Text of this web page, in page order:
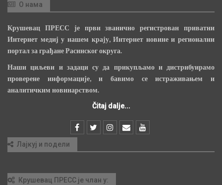
О нама
Крушевац ПРЕСС је први званично регистрован приватни
Интернет медиј у нашем крају, Интернет новине и регионални
портал за грађане Расинског округа.
Наши циљеви и задаци су да прикупљамо и дистрибуирамо
проверене информације, и бавимо се истраживањем и
аналитичким новинарством.
Čitaj dalje...
Лајкуј и подели
Крушевац ПРЕСС је члан у: